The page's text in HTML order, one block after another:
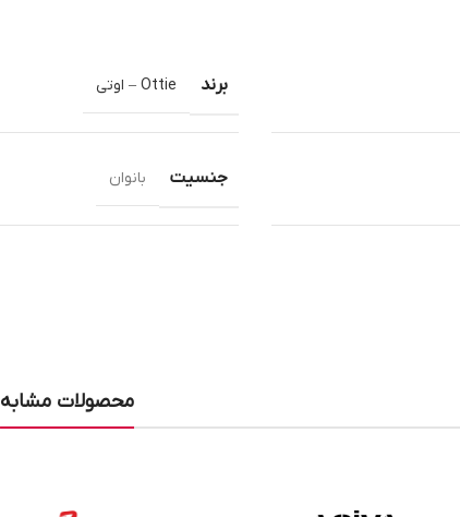
برند Ottie – اوتی
جنسیت بانوان
محصولات مشابه